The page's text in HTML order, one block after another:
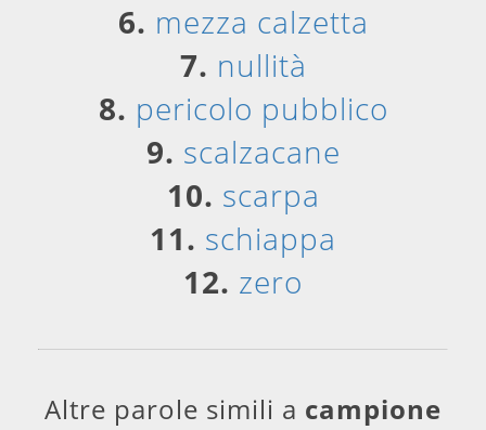
6. mezza calzetta
7. nullità
8. pericolo pubblico
9. scalzacane
10. scarpa
11. schiappa
12. zero
Altre parole simili a campione